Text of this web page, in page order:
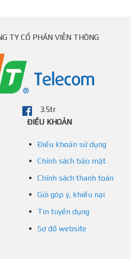
TY CỔ PHẦN VIỄN THÔNG
3.5tr
ĐIỀU KHOẢN
Điều khoản sử dụng
Chính sách bảo mật
Chính sách thanh toán
Gửi góp ý, khiếu nại
Tin tuyển dụng
Sơ đồ website